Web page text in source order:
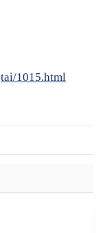
1015.html